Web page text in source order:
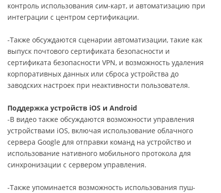
контроль использования сим-карт, и автоматизацию при
интеграции с центром сертификации.
-Также обсуждаются сценарии автоматизации, такие как
выпуск почтового сертификата безопасности и
сертификата безопасности VPN, и возможность удаления
корпоративных данных или сброса устройства до
заводских настроек при неактивности пользователя.
Поддержка устройств iOS и Android
-В видео также обсуждаются возможности управления
устройствами iOS, включая использование облачного
сервера Google для отправки команд на устройство и
использование нативного мобильного протокола для
синхронизации с сервером управления.
-Также упоминается возможность использования пуш-